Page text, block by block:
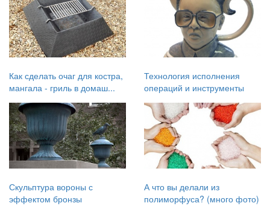
Как сделать очаг для костра,
мангала - гриль в домаш...
Технология исполнения
операций и инструменты
Скульптура вороны с
эффектом бронзы
А что вы делали из
полиморфуса? (много фото)